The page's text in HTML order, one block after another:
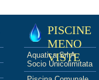
PISCINE
MENO
VISTE
Aquatica Srl A
Socio Unicolimitata